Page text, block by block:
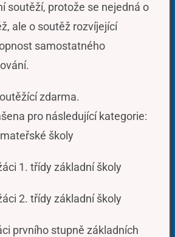
soutěží, protože se nejedná o
ale o soutěž rozvíjející
samostatného
zdarma.
pro následující kategorie:
mateřské školy
1. třídy základní školy
2. třídy základní školy
prvního stupně základních